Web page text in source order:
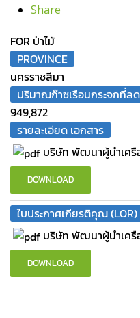
Share
FOR ป่าไม้
PROVINCE
นครราชสีมา
ปริมาณก๊าซเรือนกระจกที่ล
949,872
รายละเอียด เอกสาร
บริษัท พัฒนาผู้นําเค
DOWNLOAD
ใบประกาศเกียรติคุณ (LOR)
บริษัท พัฒนาผู้นำเค
DOWNLOAD